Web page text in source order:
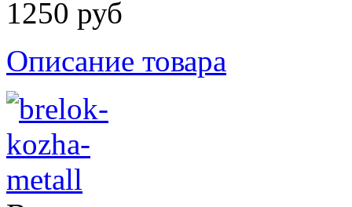
1250 руб
Описание товара